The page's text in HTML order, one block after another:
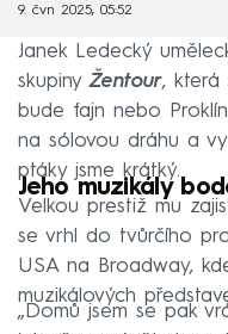
9. čvn 2025, 05:52
Janek Ledecký
skupinyŽentour, která
bude fajn nebo
na sólovou dráhu a
ptáky jsme krátký.
Jeho muzikály
Velkou prestiž mu
se vrhl do tvůrčího
USA na Broadway,
muzikálových
„Domů jsem se pak